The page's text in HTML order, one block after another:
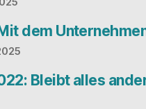
dem
Bleibt alles